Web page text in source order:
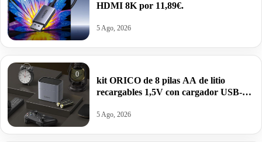
HDMI 8K por 11,89€.
5 Ago, 2026
0
kit ORICO de 8 pilas AA de litio
recargables 1,5V con cargador USB-C
5 Ago, 2026